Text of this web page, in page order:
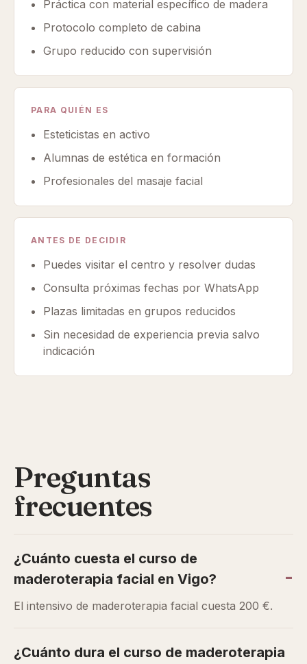
Práctica con material específico de madera
Protocolo completo de cabina
Grupo reducido con supervisión
PARA QUIÉN ES
Esteticistas en activo
Alumnas de estética en formación
Profesionales del masaje facial
ANTES DE DECIDIR
Puedes visitar el centro y resolver dudas
Consulta próximas fechas por WhatsApp
Plazas limitadas en grupos reducidos
Sin necesidad de experiencia previa salvo
indicación
Preguntas
frecuentes
¿Cuánto cuesta el curso de
maderoterapia facial en Vigo?
El intensivo de maderoterapia facial cuesta 200 €.
¿Cuánto dura el curso de maderoterapia